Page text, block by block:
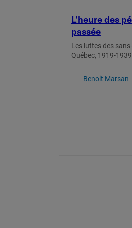
L’heure des
passée
Les luttes des
Québec, 1919-1939
Benoit Marsan